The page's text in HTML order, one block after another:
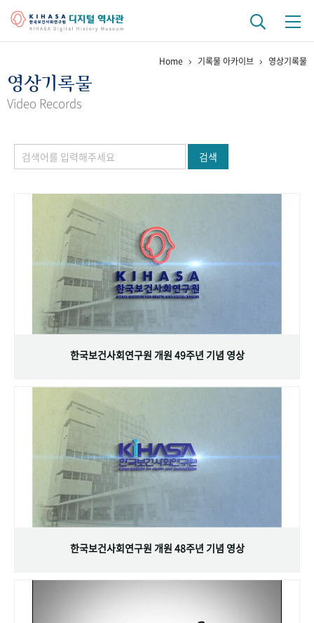
걸어온 길 기관 변천사
정책과 연구 키워드로 보는 연구 역사
연구자들
기록물 아카이브
사진 아카이브 문서 기록물 행정박물 영상 기록물
주년 기념
성과 50선 숫자로 보는 50년
VR 역사관
Home 기록물 아카이브 영상기록물
영상기록물
Video Records
검색
한국보건사회연구원 개원 49주년 기념 영상
한국보건사회연구원 개원 48주년 기념 영상